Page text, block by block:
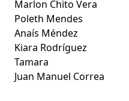
Marlon Chito Vera
Poleth Mendes
Anaís Méndez
Kiara Rodríguez
Tamara
Juan Manuel Correa